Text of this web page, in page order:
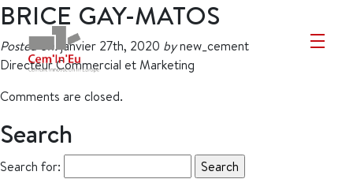
BRICE GAY-MATOS
Posted on:janvier 27th, 2020 bynew_cement
Directeur Commercial et Marketing
Comments are closed.
Search
Search for: